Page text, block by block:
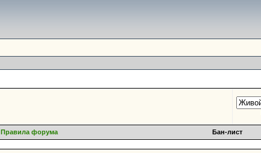
Правила форума Бан-лист